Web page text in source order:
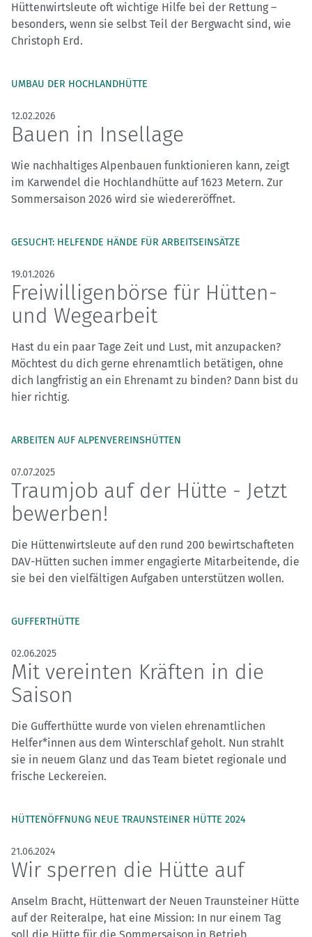
Hüttenwirtsleute oft wichtige Hilfe bei der Rettung –
besonders, wenn sie selbst Teil der Bergwacht sind, wie
Christoph Erd.
UMBAU DER HOCHLANDHÜTTE
12.02.2026
Bauen in Insellage
Wie nachhaltiges Alpenbauen funktionieren kann, zeigt
im Karwendel die Hochlandhütte auf 1623 Metern. Zur
Sommersaison 2026 wird sie wiedereröffnet.
GESUCHT: HELFENDE HÄNDE FÜR ARBEITSEINSÄTZE
19.01.2026
Freiwilligenbörse für Hütten-
und Wegearbeit
Hast du ein paar Tage Zeit und Lust, mit anzupacken?
Möchtest du dich gerne ehrenamtlich betätigen, ohne
dich langfristig an ein Ehrenamt zu binden? Dann bist du
hier richtig.
ARBEITEN AUF ALPENVEREINSHÜTTEN
07.07.2025
Traumjob auf der Hütte - Jetzt
bewerben!
Die Hüttenwirtsleute auf den rund 200 bewirtschafteten
DAV-Hütten suchen immer engagierte Mitarbeitende, die
sie bei den vielfältigen Aufgaben unterstützen wollen.
GUFFERTHÜTTE
02.06.2025
Mit vereinten Kräften in die
Saison
Die Gufferthütte wurde von vielen ehrenamtlichen
Helfer*innen aus dem Winterschlaf geholt. Nun strahlt
sie in neuem Glanz und das Team bietet regionale und
frische Leckereien.
HÜTTENÖFFNUNG NEUE TRAUNSTEINER HÜTTE 2024
21.06.2024
Wir sperren die Hütte auf
Anselm Bracht, Hüttenwart der Neuen Traunsteiner Hütte
auf der Reiteralpe, hat eine Mission: In nur einem Tag